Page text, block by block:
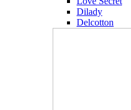
Dilady
Delcotton